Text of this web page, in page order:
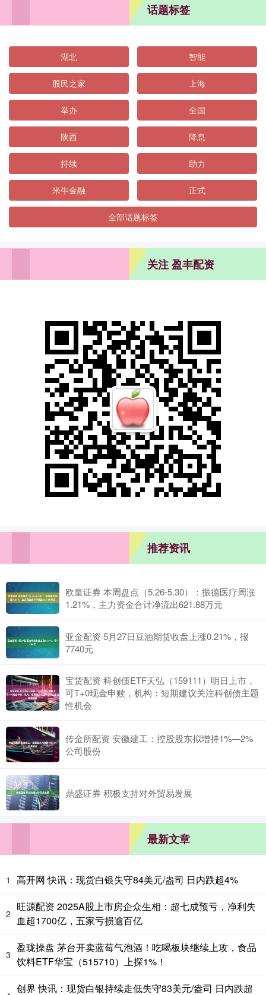
话题标签
湖北 智能
股民之家 上海
举办 全国
陕西 降息
持续 助力
米牛金融 正式
全部话题标签
关注 盈丰配资
推荐资讯
欧皇证券 本周盘点（5.26-5.30）：振德医疗周涨
1.21%，主力资金合计净流出621.88万元
亚金配资 5月27日豆油期货收盘上涨0.21%，报
7740元
宝货配资 科创债ETF天弘（159111）明日上市，
可T+0现金申赎，机构：短期建议关注科创债主题
性机会
传金所配资 安徽建工：控股股东拟增持1%—2%
公司股份
鼎盛证券 积极支持对外贸易发展
最新文章
1 高开网 快讯：现货白银失守84美元/盎司 日内跌超4%
2
旺源配资 2025A股上市房企众生相：超七成预亏，净利失
血超1700亿，五家亏损逾百亿
3
盈珑操盘 茅台开卖蓝莓气泡酒！吃喝板块继续上攻，食品
饮料ETF华宝（515710）上探1%！
创界 快讯：现货白银持续走低失守83美元/盎司 日内跌超